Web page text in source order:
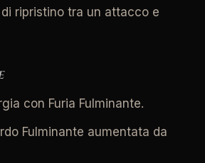
ripristino tra un attacco e
con Furia Fulminante.
Fulminante aumentata da